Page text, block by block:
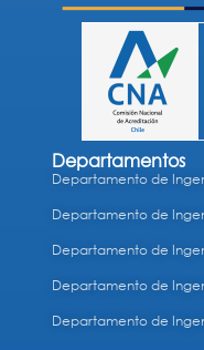
Departamentos
Departamento de
Departamento de
Departamento de
Departamento de
Departamento de